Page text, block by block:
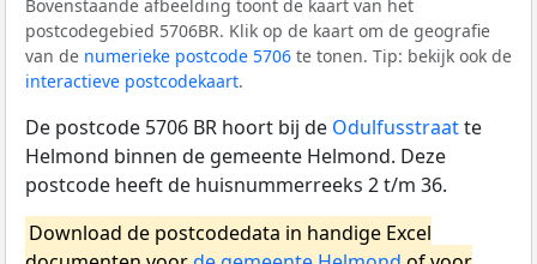
Bovenstaande afbeelding toont de kaart van het
postcodegebied 5706BR. Klik op de kaart om de geografie
van de numerieke postcode 5706 te tonen. Tip: bekijk ook de
interactieve postcodekaart.
De postcode 5706 BR hoort bij de Odulfusstraatte
Helmond binnen de gemeente Helmond. Deze
postcode heeft de huisnummerreeks 2 t/m 36.
Download de postcodedata in handige Excel